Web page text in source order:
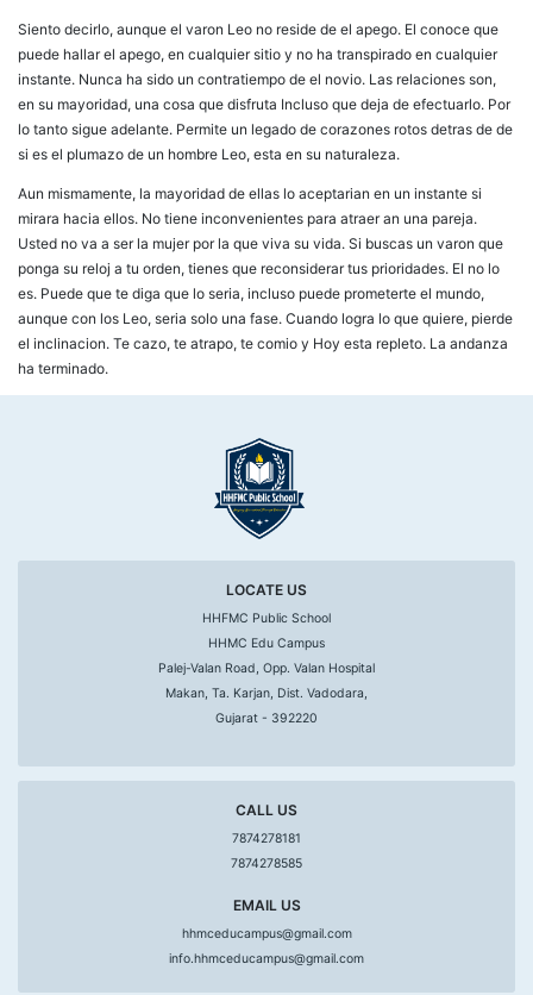
Siento decirlo, aunque el varon Leo no reside de el apego. El conoce que
puede hallar el apego, en cualquier sitio y no ha transpirado en cualquier
instante. Nunca ha sido un contratiempo de el novio. Las relaciones son,
en su mayoridad, una cosa que disfruta Incluso que deja de efectuarlo. Por
lo tanto sigue adelante. Permite un legado de corazones rotos detras de de
si es el plumazo de un hombre Leo, esta en su naturaleza.
Aun mismamente, la mayoridad de ellas lo aceptarian en un instante si
mirara hacia ellos. No tiene inconvenientes para atraer an una pareja.
Usted no va a ser la mujer por la que viva su vida. Si buscas un varon que
ponga su reloj a tu orden, tienes que reconsiderar tus prioridades. El no lo
es. Puede que te diga que lo seri­a, incluso puede prometerte el mundo,
aunque con los Leo, seri­a solo una fase. Cuando logra lo que quiere, pierde
el inclinacion. Te cazo, te atrapo, te comio y Hoy esta repleto. La andanza
ha terminado.
LOCATE US
HHFMC Public School
HHMC Edu Campus
Palej-Valan Road, Opp. Valan Hospital
Makan, Ta. Karjan, Dist. Vadodara,
Gujarat - 392220
CALL US
7874278181
7874278585
EMAIL US
hhmceducampus@gmail.com
info.hhmceducampus@gmail.com